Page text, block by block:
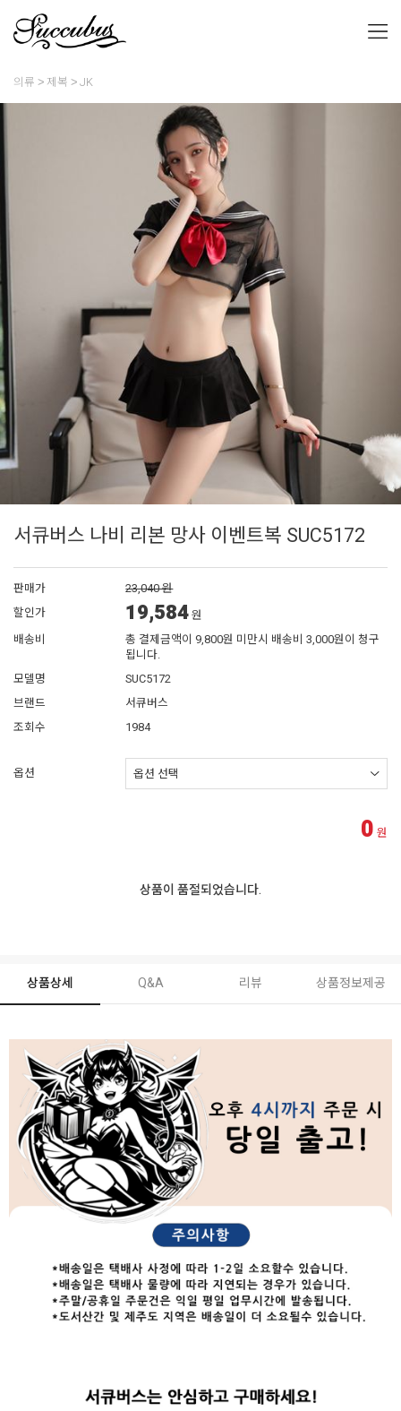
의류 제복 JK
서큐버스 나비 리본 망사 이벤트복 SUC5172
판매가
23,040 원
할인가
19,584원
배송비
총 결제금액이 9,800원 미만시 배송비 3,000원이 청구
됩니다.
모델명
SUC5172
브랜드
서큐버스
조회수
1984
옵션
0 원
상품이 품절되었습니다.
상품상세 Q&A 리뷰 상품정보제공